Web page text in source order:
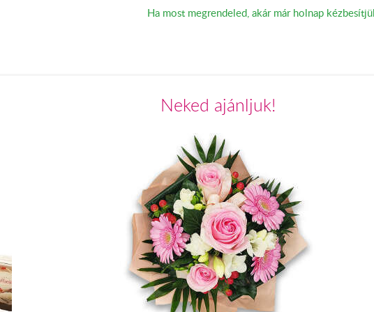
Ha most megrendeled, akár már holnap
Neked ajánljuk!